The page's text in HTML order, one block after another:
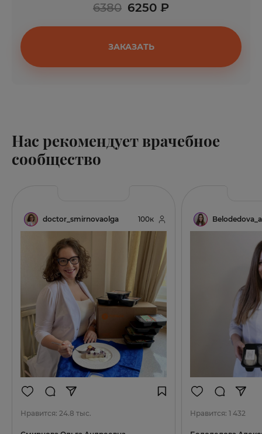
6380 6250 ₽
ЗАКАЗАТЬ
Нас рекомендует врачебное
сообщество
doctor_smirnovaolga 100к
Нравится: 24.8 тыс. Нравится: 1 432